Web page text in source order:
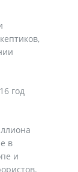
год
в
и